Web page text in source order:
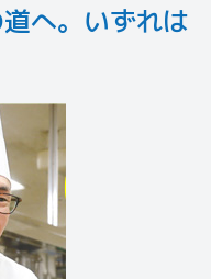
へ。いずれは